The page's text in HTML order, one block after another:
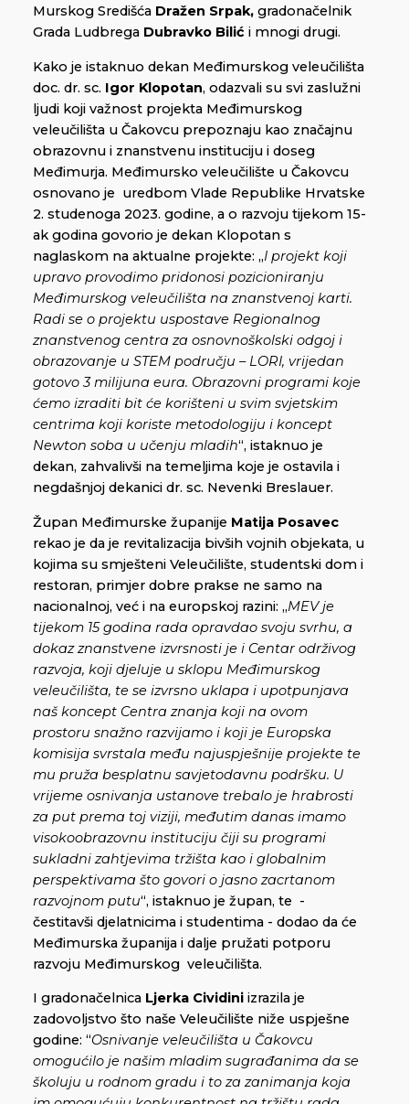
Murskog Središća Dražen Srpak, gradonačelnik
Grada Ludbrega Dubravko Bilić i mnogi drugi.
Kako je istaknuo dekan Međimurskog veleučilišta
doc. dr. sc. Igor Klopotan, odazvali su svi zaslužni
ljudi koji važnost projekta Međimurskog
veleučilišta u Čakovcu prepoznaju kao značajnu
obrazovnu i znanstvenu instituciju i doseg
Međimurja. Međimursko veleučilište u Čakovcu
osnovano je uredbom Vlade Republike Hrvatske
2. studenoga 2023. godine, a o razvoju tijekom 15-
ak godina govorio je dekan Klopotan s
naglaskom na aktualne projekte: „I projekt koji
upravo provodimo pridonosi pozicioniranju
Međimurskog veleučilišta na znanstvenoj karti.
Radi se o projektu uspostave Regionalnog
znanstvenog centra za osnovnoškolski odgoj i
obrazovanje u STEM području – LORI, vrijedan
gotovo 3 milijuna eura. Obrazovni programi koje
ćemo izraditi bit će korišteni u svim svjetskim
centrima koji koriste metodologiju i koncept
Newton soba u učenju mladih“, istaknuo je
dekan, zahvalivši na temeljima koje je ostavila i
negdašnjoj dekanici dr. sc. Nevenki Breslauer.
Župan Međimurske županije Matija Posavec
rekao je da je revitalizacija bivših vojnih objekata, u
kojima su smješteni Veleučilište, studentski dom i
restoran, primjer dobre prakse ne samo na
nacionalnoj, već i na europskoj razini: „MEV je
tijekom 15 godina rada opravdao svoju svrhu, a
dokaz znanstvene izvrsnosti je i Centar održivog
razvoja, koji djeluje u sklopu Međimurskog
veleučilišta, te se izvrsno uklapa i upotpunjava
naš koncept Centra znanja koji na ovom
prostoru snažno razvijamo i koji je Europska
komisija svrstala među najuspješnije projekte te
mu pruža besplatnu savjetodavnu podršku. U
vrijeme osnivanja ustanove trebalo je hrabrosti
za put prema toj viziji, međutim danas imamo
visokoobrazovnu instituciju čiji su programi
sukladni zahtjevima tržišta kao i globalnim
perspektivama što govori o jasno zacrtanom
razvojnom putu“, istaknuo je župan, te -
čestitavši djelatnicima i studentima - dodao da će
Međimurska županija i dalje pružati potporu
razvoju Međimurskog veleučilišta.
I gradonačelnica Ljerka Cividini izrazila je
zadovoljstvo što naše Veleučilište niže uspješne
godine: “Osnivanje veleučilišta u Čakovcu
omogućilo je našim mladim sugrađanima da se
školuju u rodnom gradu i to za zanimanja koja